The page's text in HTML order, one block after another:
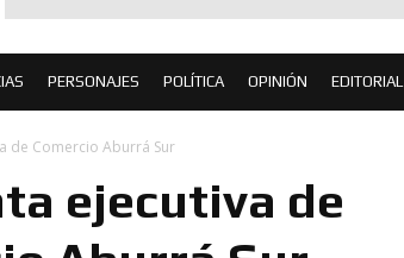
PERSONAJES POLÍTICA OPINIÓN EDITORIAL
de Comercio Aburrá Sur
ejecutiva de